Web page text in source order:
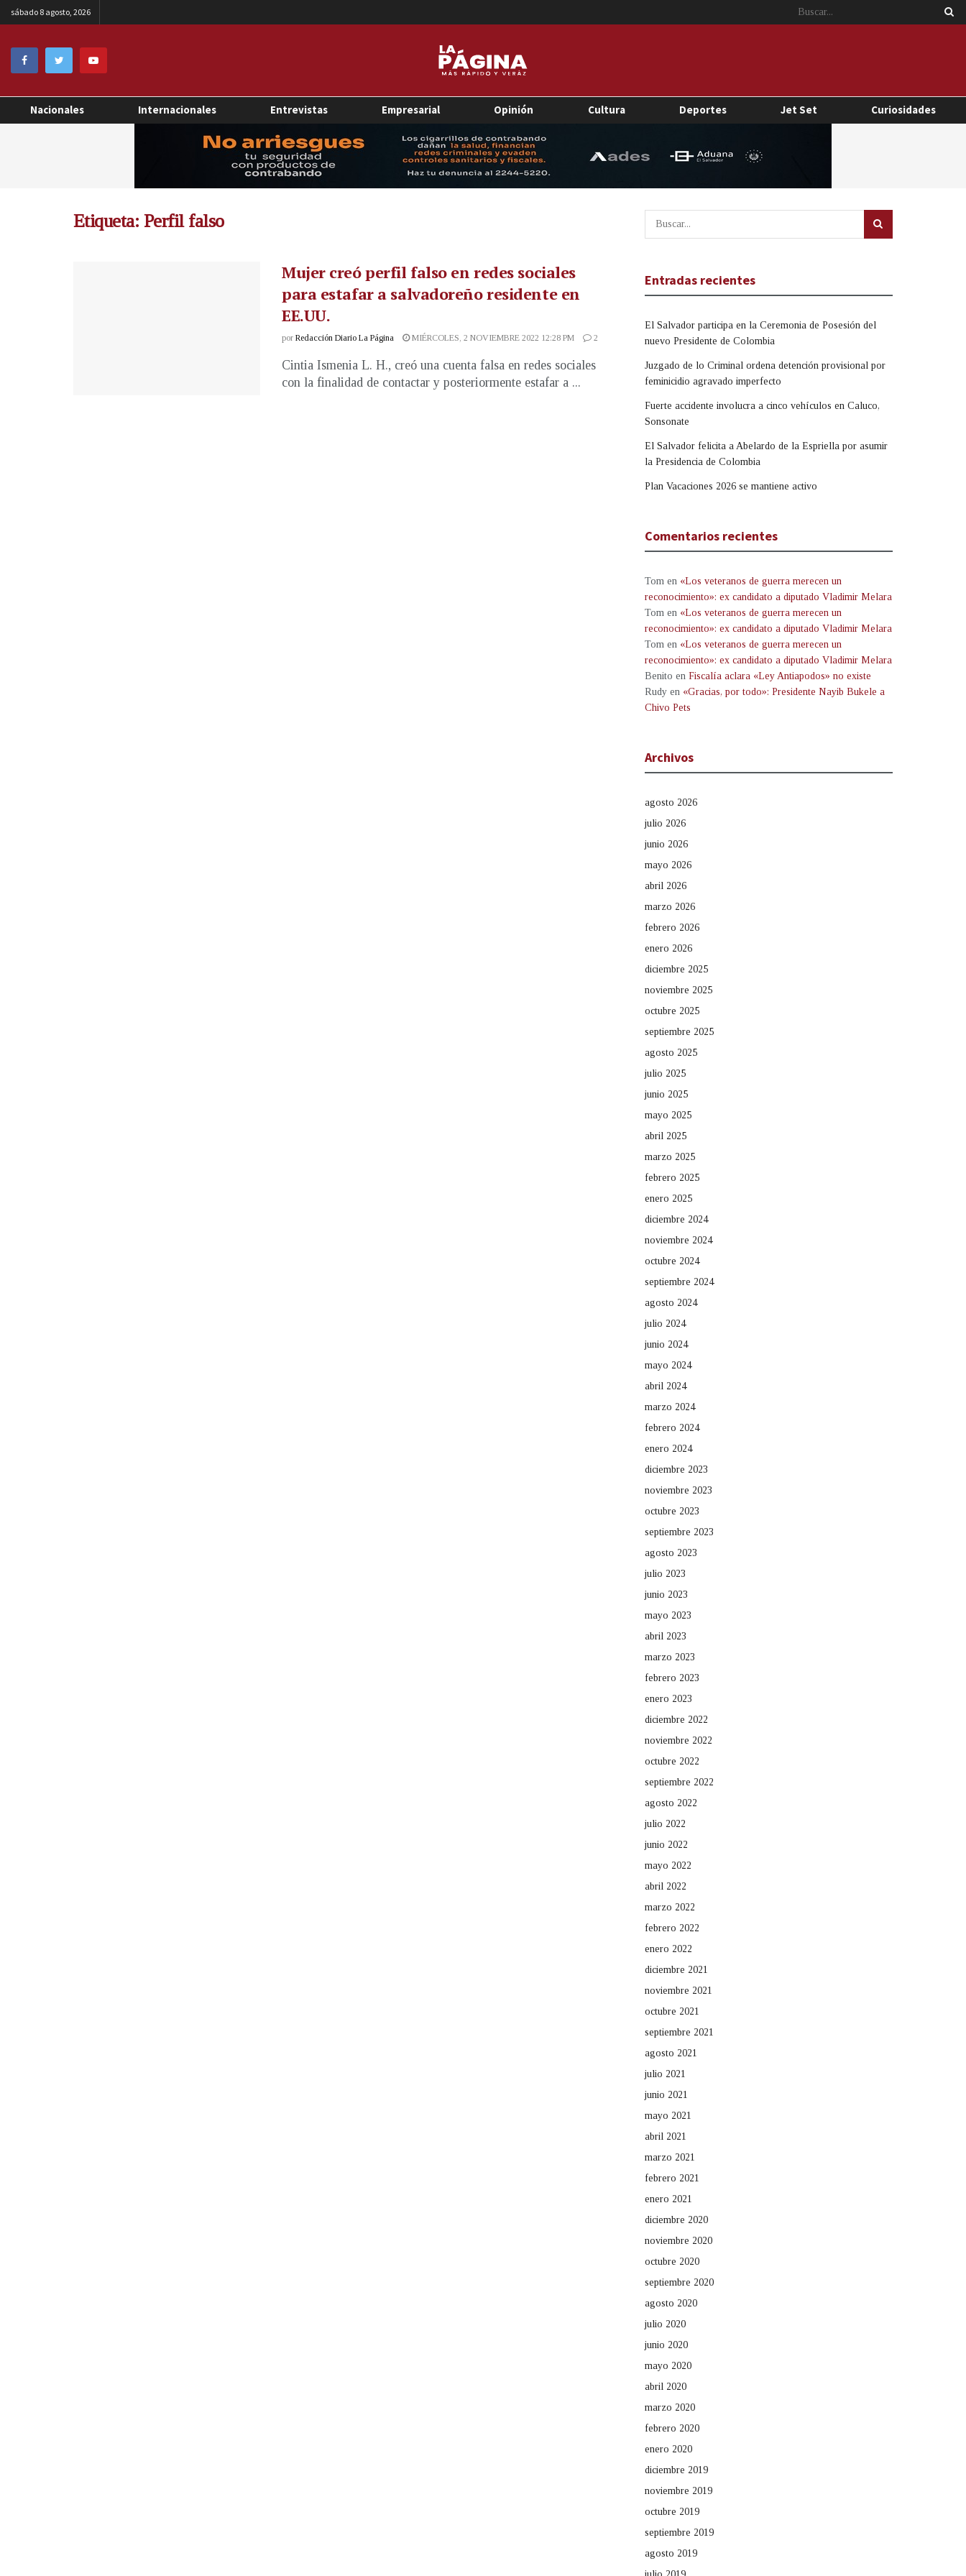
sábado 8 agosto, 2026
Nacionales Internacionales Entrevistas Empresarial Opinión Cultura Deportes Jet Set Curiosidades
Etiqueta: Perfil falso
Mujer creó perfil falso en redes sociales
para estafar a salvadoreño residente en
EE.UU.
por Redacción Diario La Página MIÉRCOLES, 2 NOVIEMBRE 2022 12:28 PM 2
Cintia Ismenia L. H., creó una cuenta falsa en redes sociales
con la finalidad de contactar y posteriormente estafar a ...
Entradas recientes
El Salvador participa en la Ceremonia de Posesión del
nuevo Presidente de Colombia
Juzgado de lo Criminal ordena detención provisional por
feminicidio agravado imperfecto
Fuerte accidente involucra a cinco vehículos en Caluco,
Sonsonate
El Salvador felicita a Abelardo de la Espriella por asumir
la Presidencia de Colombia
Plan Vacaciones 2026 se mantiene activo
Comentarios recientes
Tom en «Los veteranos de guerra merecen un
reconocimiento»: ex candidato a diputado Vladimir Melara
Tom en «Los veteranos de guerra merecen un
reconocimiento»: ex candidato a diputado Vladimir Melara
Tom en «Los veteranos de guerra merecen un
reconocimiento»: ex candidato a diputado Vladimir Melara
Benito en Fiscalía aclara «Ley Antiapodos» no existe
Rudy en «Gracias, por todo»: Presidente Nayib Bukele a
Chivo Pets
Archivos
agosto 2026
julio 2026
junio 2026
mayo 2026
abril 2026
marzo 2026
febrero 2026
enero 2026
diciembre 2025
noviembre 2025
octubre 2025
septiembre 2025
agosto 2025
julio 2025
junio 2025
mayo 2025
abril 2025
marzo 2025
febrero 2025
enero 2025
diciembre 2024
noviembre 2024
octubre 2024
septiembre 2024
agosto 2024
julio 2024
junio 2024
mayo 2024
abril 2024
marzo 2024
febrero 2024
enero 2024
diciembre 2023
noviembre 2023
octubre 2023
septiembre 2023
agosto 2023
julio 2023
junio 2023
mayo 2023
abril 2023
marzo 2023
febrero 2023
enero 2023
diciembre 2022
noviembre 2022
octubre 2022
septiembre 2022
agosto 2022
julio 2022
junio 2022
mayo 2022
abril 2022
marzo 2022
febrero 2022
enero 2022
diciembre 2021
noviembre 2021
octubre 2021
septiembre 2021
agosto 2021
julio 2021
junio 2021
mayo 2021
abril 2021
marzo 2021
febrero 2021
enero 2021
diciembre 2020
noviembre 2020
octubre 2020
septiembre 2020
agosto 2020
julio 2020
junio 2020
mayo 2020
abril 2020
marzo 2020
febrero 2020
enero 2020
diciembre 2019
noviembre 2019
octubre 2019
septiembre 2019
agosto 2019